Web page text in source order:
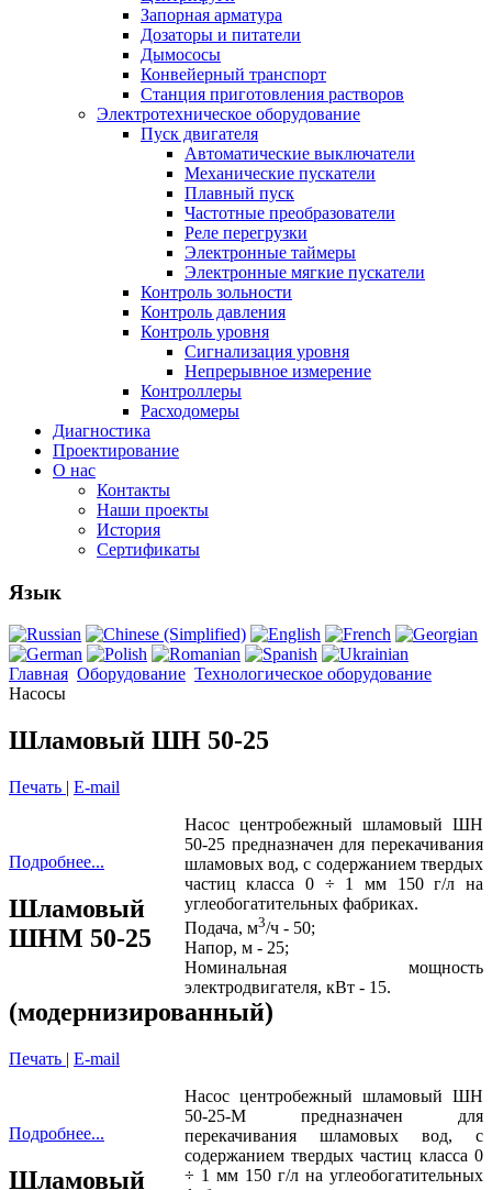
Запорная арматура
Дозаторы и питатели
Дымососы
Конвейерный транспорт
Станция приготовления растворов
Электротехническое оборудование
Пуск двигателя
Автоматические выключатели
Механические пускатели
Плавный пуск
Частотные преобразователи
Реле перегрузки
Электронные таймеры
Электронные мягкие пускатели
Контроль зольности
Контроль давления
Контроль уровня
Сигнализация уровня
Непрерывное измерение
Контроллеры
Расходомеры
Диагностика
Проектирование
О нас
Контакты
Наши проекты
История
Сертификаты
Язык
Главная Оборудование Технологическое оборудование
Насoсы
Шламовый ШН 50-25
Печать | E-mail
Насос центробежный шламовый ШН
50-25 предназначен для перекачивания
шламовых вод, с содержанием твердых
частиц класса 0 ÷ 1 мм 150 г/л на
углеобогатительных фабриках.
Подача, м3/ч - 50;
Напор, м - 25;
Номинальная мощность
электродвигателя, кВт - 15.
Подробнее...
Шламовый
ШНМ 50-25
(модернизированный)
Печать | E-mail
Насос центробежный шламовый ШН
50-25-М предназначен для
перекачивания шламовых вод, с
содержанием твердых частиц класса 0
÷ 1 мм 150 г/л на углеобогатительных
Подробнее...
Шламовый